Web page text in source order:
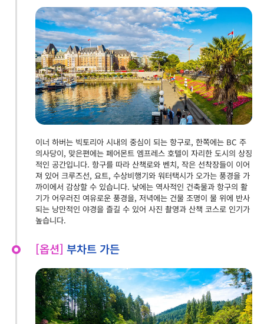
이너 하버는 빅토리아 시내의 중심이 되는 항구로, 한쪽에는 BC 주
의사당이, 맞은편에는 페어몬트 엠프레스 호텔이 자리한 도시의 상징
적인 공간입니다. 항구를 따라 산책로와 벤치, 작은 선착장들이 이어
져 있어 크루즈선, 요트, 수상비행기와 워터택시가 오가는 풍경을 가
까이에서 감상할 수 있습니다. 낮에는 역사적인 건축물과 항구의 활
기가 어우러진 여유로운 풍경을, 저녁에는 건물 조명이 물 위에 반사
되는 낭만적인 야경을 즐길 수 있어 사진 촬영과 산책 코스로 인기가
높습니다.
[옵션] 부차트 가든